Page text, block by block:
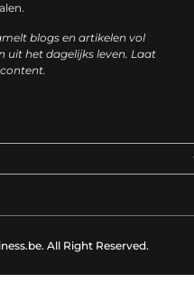
blogs en artikelen vol
uit het dagelijks leven. Laat
All Right Reserved.​